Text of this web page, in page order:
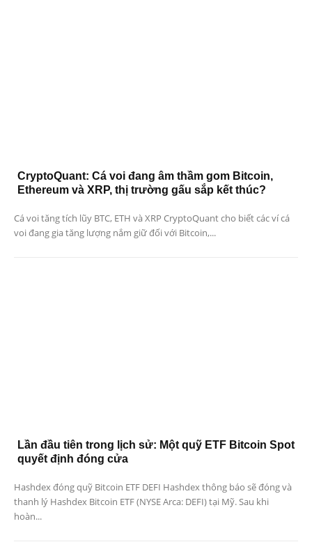
CryptoQuant: Cá voi đang âm thầm gom Bitcoin,
Ethereum và XRP, thị trường gấu sắp kết thúc?
Cá voi tăng tích lũy BTC, ETH và XRP CryptoQuant cho biết các ví cá
voi đang gia tăng lượng nắm giữ đối với Bitcoin,...
Lần đầu tiên trong lịch sử: Một quỹ ETF Bitcoin Spot
quyết định đóng cửa
Hashdex đóng quỹ Bitcoin ETF DEFI Hashdex thông báo sẽ đóng và
thanh lý Hashdex Bitcoin ETF (NYSE Arca: DEFI) tại Mỹ. Sau khi
hoàn...